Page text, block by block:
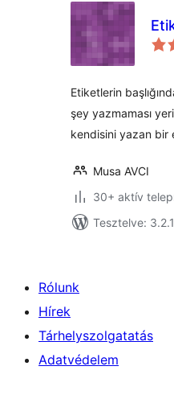
Etiketlerin
şey yazmaması
kendisini yazan bir
Musa AVCI
30+ aktív
Tesztelve: 3.2.1
Rólunk
Hírek
Tárhelyszolgatatás
Adatvédelem